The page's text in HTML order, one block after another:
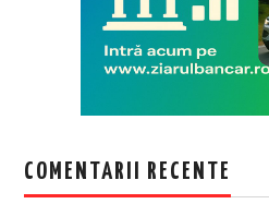
COMENTARII RECENTE